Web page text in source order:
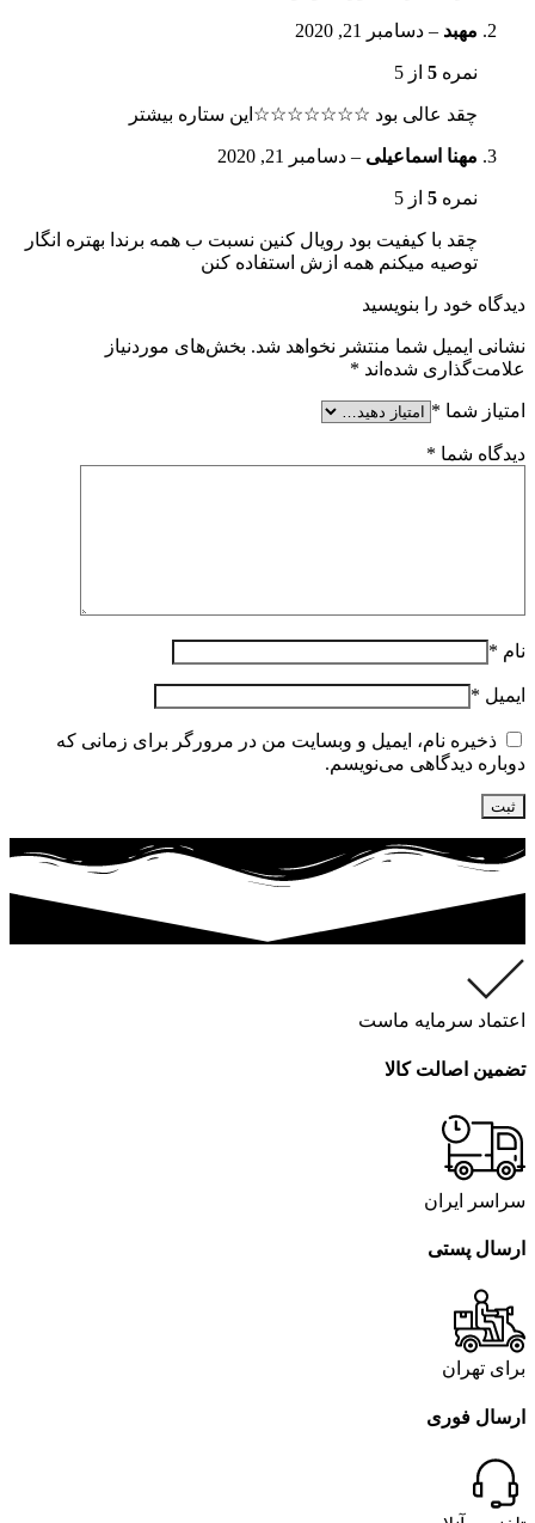
مهبد – دسامبر 21, 2020
نمره 5 از 5
چقد عالی بود ☆☆☆☆☆☆☆این ستاره بیشتر
مهنا اسماعیلی – دسامبر 21, 2020
نمره 5 از 5
چقد با کیفیت بود رویال کنین نسبت ب همه برندا بهتره انگار
توصیه میکنم همه ازش استفاده کنن
دیدگاه خود را بنویسید
نشانی ایمیل شما منتشر نخواهد شد. بخش‌های موردنیاز
علامت‌گذاری شده‌اند *
امتیاز شما *
دیدگاه شما *
نام *
ایمیل *
ذخیره نام، ایمیل و وبسایت من در مرورگر برای زمانی که
دوباره دیدگاهی می‌نویسم.
اعتماد سرمایه ماست
تضمین اصالت کالا
سراسر ایران
ارسال پستی
برای تهران
ارسال فوری